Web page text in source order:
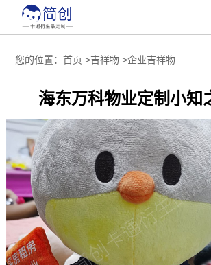
您的位置： 首页 >吉祥物>企业吉祥物
海东万科物业定制小知